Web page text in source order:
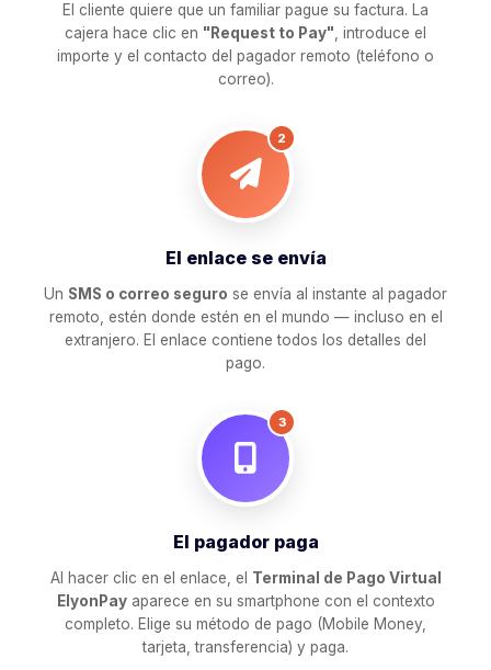
El cliente quiere que un familiar pague su factura. La
cajera hace clic en "Request to Pay" , introduce el
importe y el contacto del pagador remoto (teléfono o
correo).
2
El enlace se envía
Un SMS o correo seguro se envía al instante al pagador
remoto, estén donde estén en el mundo — incluso en el
extranjero. El enlace contiene todos los detalles del
pago.
3
El pagador paga
Al hacer clic en el enlace, el Terminal de Pago Virtual
ElyonPayaparece en su smartphone con el contexto
completo. Elige su método de pago (Mobile Money,
tarjeta, transferencia) y paga.